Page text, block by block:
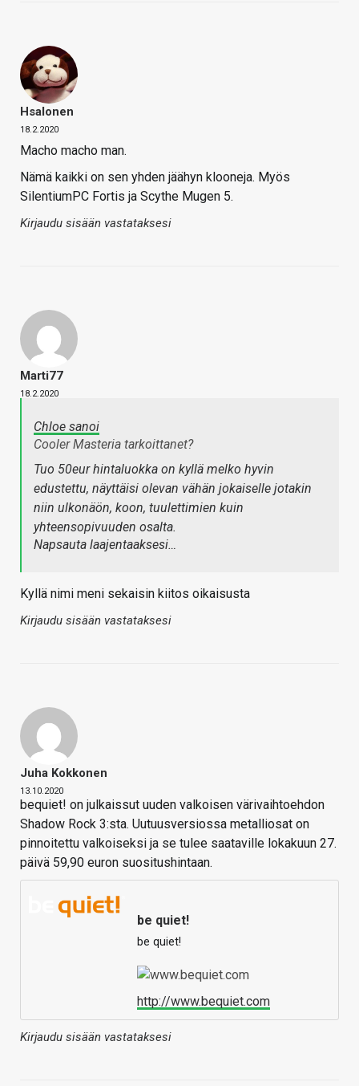
Hsalonen
18.2.2020
Macho macho man.
Nämä kaikki on sen yhden jäähyn klooneja. Myös
SilentiumPC Fortis ja Scythe Mugen 5.
Kirjaudu sisään vastataksesi
Marti77
18.2.2020
Chloe sanoi
Cooler Masteria tarkoittanet?
Tuo 50eur hintaluokka on kyllä melko hyvin
edustettu, näyttäisi olevan vähän jokaiselle jotakin
niin ulkonäön, koon, tuulettimien kuin
yhteensopivuuden osalta.
Napsauta laajentaaksesi…
Kyllä nimi meni sekaisin kiitos oikaisusta
Kirjaudu sisään vastataksesi
Juha Kokkonen
13.10.2020
bequiet! on julkaissut uuden valkoisen värivaihtoehdon
Shadow Rock 3:sta. Uutuusversiossa metalliosat on
pinnoitettu valkoiseksi ja se tulee saataville lokakuun 27.
päivä 59,90 euron suositushintaan.
be quiet!
be quiet!
http://www.bequiet.com
Kirjaudu sisään vastataksesi